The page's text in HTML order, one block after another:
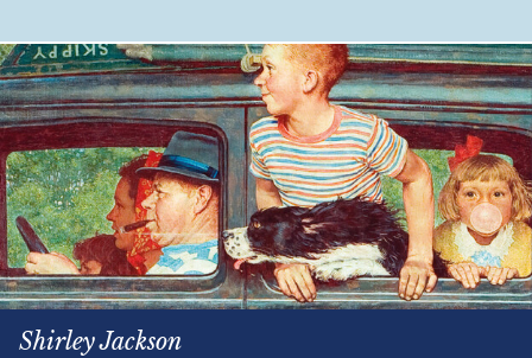
Shirley Jackson